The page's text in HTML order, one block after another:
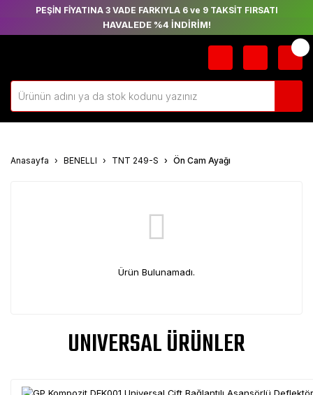
PEŞİN FİYATINA 3 VADE FARKIYLA 6 ve 9 TAKSİT FIRSATI
HAVALEDE %4 İNDİRİM!
Anasayfa BENELLI TNT 249-S Ön Cam Ayağı
Ürün Bulunamadı.
UNIVERSAL ÜRÜNLER